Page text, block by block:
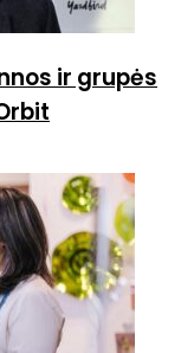
ir grupės